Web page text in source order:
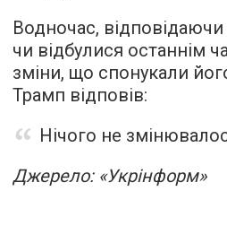
Водночас, відповідаючи
чи відбулися останнім
зміни, що спонукали
Трамп відповів:
Нічого не
Джерело: «Укрінформ»